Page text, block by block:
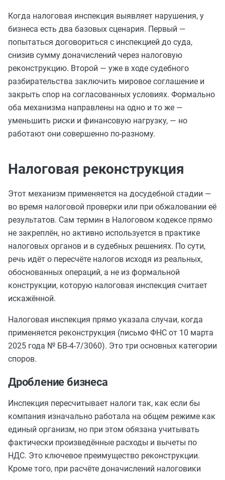
Когда налоговая инспекция выявляет нарушения, у
бизнеса есть два базовых сценария. Первый —
попытаться договориться с инспекцией до суда,
снизив сумму доначислений через налоговую
реконструкцию. Второй — уже в ходе судебного
разбирательства заключить мировое соглашение и
закрыть спор на согласованных условиях. Формально
оба механизма направлены на одно и то же —
уменьшить риски и финансовую нагрузку, — но
работают они совершенно по-разному.
Налоговая реконструкция
Этот механизм применяется на досудебной стадии —
во время налоговой проверки или при обжаловании её
результатов. Сам термин в Налоговом кодексе прямо
не закреплён, но активно используется в практике
налоговых органов и в судебных решениях. По сути,
речь идёт о пересчёте налогов исходя из реальных,
обоснованных операций, а не из формальной
конструкции, которую налоговая инспекция считает
искажённой.
Налоговая инспекция прямо указала случаи, когда
применяется реконструкция (письмо ФНС от 10 марта
2025 года № БВ-4-7/3060). Это три основных категории
споров.
Дробление бизнеса
Инспекция пересчитывает налоги так, как если бы
компания изначально работала на общем режиме как
единый организм, но при этом обязана учитывать
фактически произведённые расходы и вычеты по
НДС. Это ключевое преимущество реконструкции.
Кроме того, при расчёте доначислений налоговики